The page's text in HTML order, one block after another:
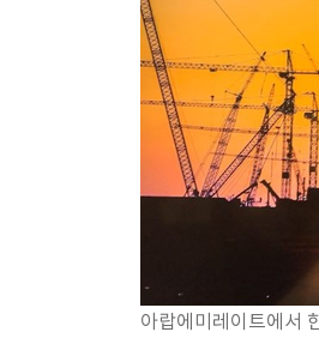
아랍에미레이트에서